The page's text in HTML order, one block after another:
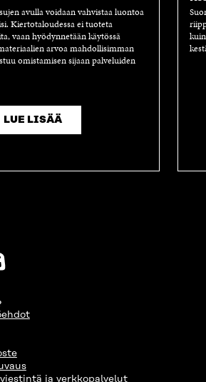
avulla voidaan vahvistaa luontoa
Kiertotaloudessa ei tuoteta
vaan hyödynnetään käytössä
arvoa mahdollisimman
omistamisen sijaan palveluiden
LUE LISÄÄ
ja verkkopalvelut